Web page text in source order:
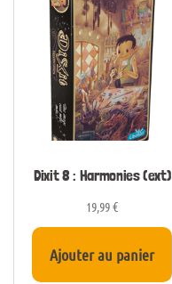
Dixit 8 : Harmonies (ext)
19,99€
Ajouter au panier